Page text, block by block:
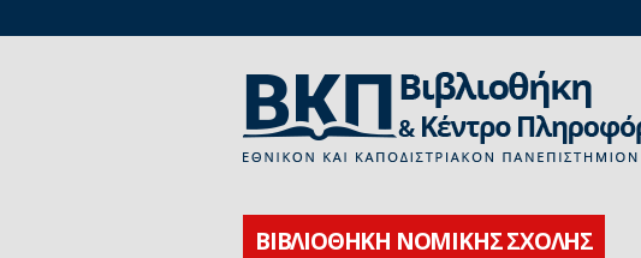
ΒΙΒΛΙΟΘΗΚΗ ΝΟΜΙΚΗΣ ΣΧΟΛΗΣ